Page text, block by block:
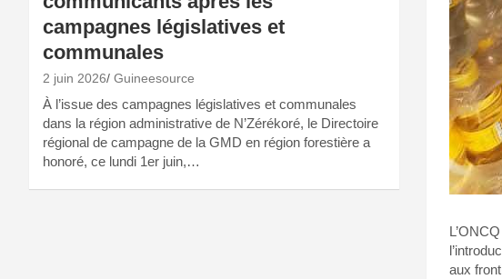
aux
campagnes législatives et
communales
2 juin 2026 Guineesource
À l’issue des campagnes législatives et communales
dans la région administrative de N’Zérékoré, le Directoire
régional de campagne de la GMD en région forestière a
honoré, ce lundi 1er juin,…